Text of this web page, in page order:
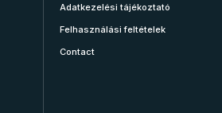
Adatkezelési tájékoztató
Felhasználási feltételek
Contact